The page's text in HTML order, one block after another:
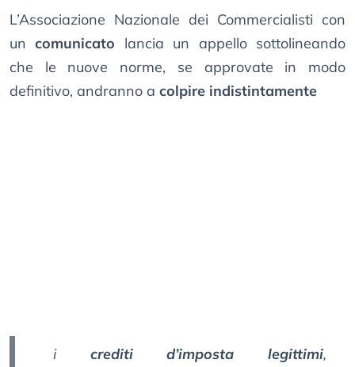
L’Associazione Nazionale dei Commercialisti con
uncomunicato lancia un appello sottolineando
che le nuove norme, se approvate in modo
definitivo, andranno a colpire indistintamente
i crediti d’imposta legittimi,